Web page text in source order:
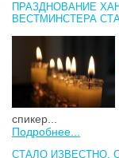
ПРАЗДНОВАНИЕ
ВЕСТМИНСТЕРА
спикер...
Подробнее...
СТАЛО ИЗВЕСТНО,